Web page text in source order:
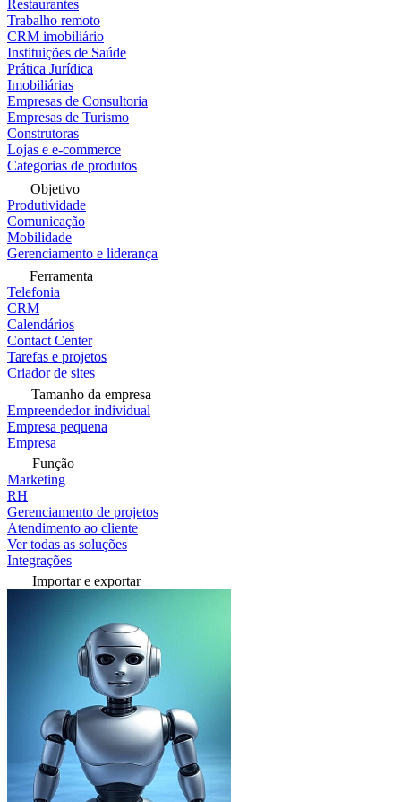
Restaurantes
Trabalho remoto
CRM imobiliário
Instituições de Saúde
Prática Jurídica
Imobiliárias
Empresas de Consultoria
Empresas de Turismo
Construtoras
Lojas e e-commerce
Categorias de produtos
Objetivo
Produtividade
Comunicação
Mobilidade
Gerenciamento e liderança
Ferramenta
Telefonia
CRM
Calendários
Contact Center
Tarefas e projetos
Criador de sites
Tamanho da empresa
Empreendedor individual
Empresa pequena
Empresa
Função
Marketing
RH
Gerenciamento de projetos
Atendimento ao cliente
Ver todas as soluções
Integrações
Importar e exportar